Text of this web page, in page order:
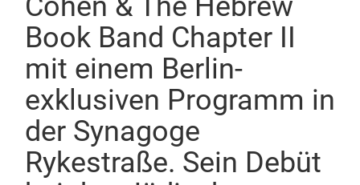
Cohen & The Hebrew
Book Band Chapter II
mit einem Berlin-
exklusiven Programm in
der Synagoge
Rykestraße. Sein Debüt